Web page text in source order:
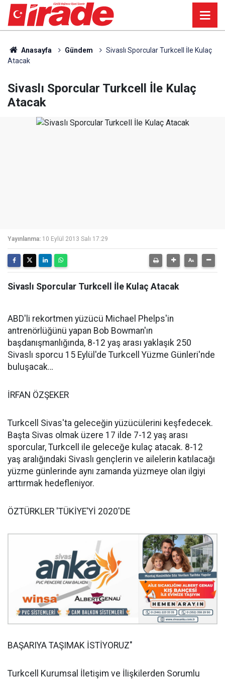
Anasayfa Gündem
Sivaslı Sporcular Turkcell İle Kulaç
Atacak
Sivaslı Sporcular Turkcell İle Kulaç
Atacak
Yayınlanma: 10 Eylül 2013 Salı 17:29
Sivaslı Sporcular Turkcell İle Kulaç Atacak
ABD'li rekortmen yüzücü Michael Phelps'in
antrenörlüğünü yapan Bob Bowman'ın
başdanışmanlığında, 8-12 yaş arası yaklaşık 250
Sivaslı sporcu 15 Eylül'de Turkcell Yüzme Günleri'nde
buluşacak…
İRFAN ÖZŞEKER
Turkcell Sivas'ta geleceğin yüzücülerini keşfedecek.
Başta Sivas olmak üzere 17 ilde 7-12 yaş arası
sporcular, Turkcell ile geleceğe kulaç atacak. 8-12
yaş aralığındaki Sivaslı gençlerin ve ailelerin katılacağı
yüzme günlerinde aynı zamanda yüzmeye olan ilgiyi
arttırmak hedefleniyor.
ÖZTÜRKLER 'TÜKİYE'Yİ 2020'DE
BAŞARIYA TAŞIMAK İSTİYORUZ"
Turkcell Kurumsal İletişim ve İlişkilerden Sorumlu